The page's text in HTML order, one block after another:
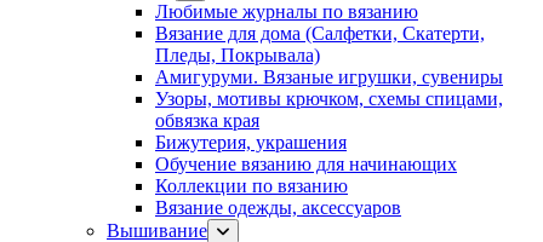
Любимые журналы по вязанию
Вязание для дома (Салфетки, Скатерти,
Пледы, Покрывала)
Амигуруми. Вязаные игрушки, сувениры
Узоры, мотивы крючком, схемы спицами,
обвязка края
Бижутерия, украшения
Обучение вязанию для начинающих
Коллекции по вязанию
Вязание одежды, аксессуаров
Вышивание